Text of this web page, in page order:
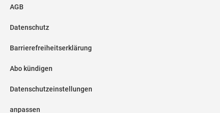
AGB
Datenschutz
Barrierefreiheitserklärung
Abo kündigen
Datenschutzeinstellungen
anpassen